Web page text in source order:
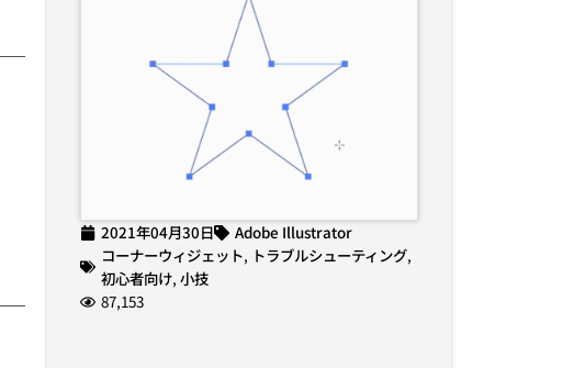
2021年04月30日
Adobe Illustrator
コーナーウィジェット, トラブルシューティング,
初心者向け,小技
87,153